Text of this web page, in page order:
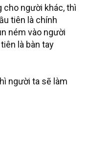
cho người khác, thì
tiên là chính
ném vào người
là bàn tay
người ta sẽ làm